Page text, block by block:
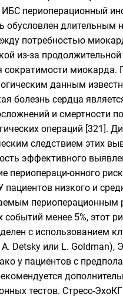
периоперационный
обусловлен длительным
потребностью
из-за
сократимости миокарда.
данным
болезнь сердца
и смертности
операций [321].
следствием этих
эффективного
периопераци-онного
пациентов низкого и
периоперационным
событий менее 5%, этот
с использованием
Detsky или L. Goldman),
у пациентов с
тестов. Стресс-